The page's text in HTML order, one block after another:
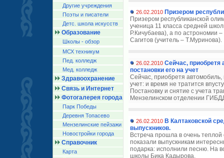
Другие учреждения
Поэты и писатели
Детс. школа искусств
Образование
Школы - обзор
МСХ техникум
Пед. колледж
Мед. колледж
Здравоохранение
Связь и Интернет
Фотогалерея города
Парк Победы
Деревня Топасево
Мензелинские пейзажи
Новостройки города
Справочник
Карта
26.02.2010 Призером
Призером республиканской
ученица 11 класса средней
Р.Кичубаева), а по астрономии
Сагитов (учитель – Т.Муринова).
26.02.2010 Сейчас, приобретя
постановки его на учет
Сейчас, приобретя автомобиль,
учет: и время не тратится
Постановку и снятие с учета
Мензелинском отделении
26.02.2010 В Калтаковской
выпускников.
Встреча прошла в очень
показали выпускникам
подарка: исполнили песню. На
школы Бика Кадырова.